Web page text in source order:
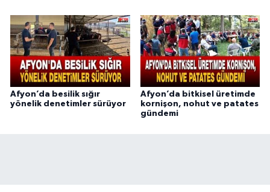
Afyon’da besilik sığır
yönelik denetimler sürüyor
Afyon’da bitkisel üretimde
kornişon, nohut ve patates
gündemi